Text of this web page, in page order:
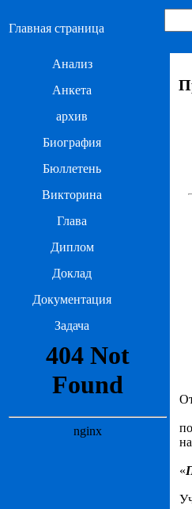
Главная страница
Анализ
Анкета
архив
Биография
Бюллетень
Викторина
Глава
Диплом
Доклад
Документация
Задача
«